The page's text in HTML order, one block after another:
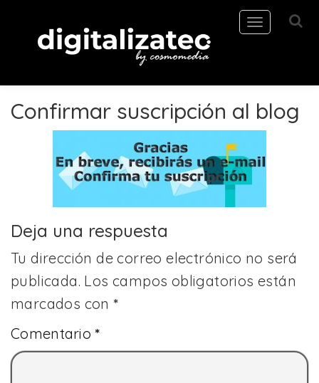
Toggle
navigation
Confirmar suscripción al blog
Deja una respuesta
Tu dirección de correo electrónico no será
publicada. Los campos obligatorios están
marcados con*
Comentario*